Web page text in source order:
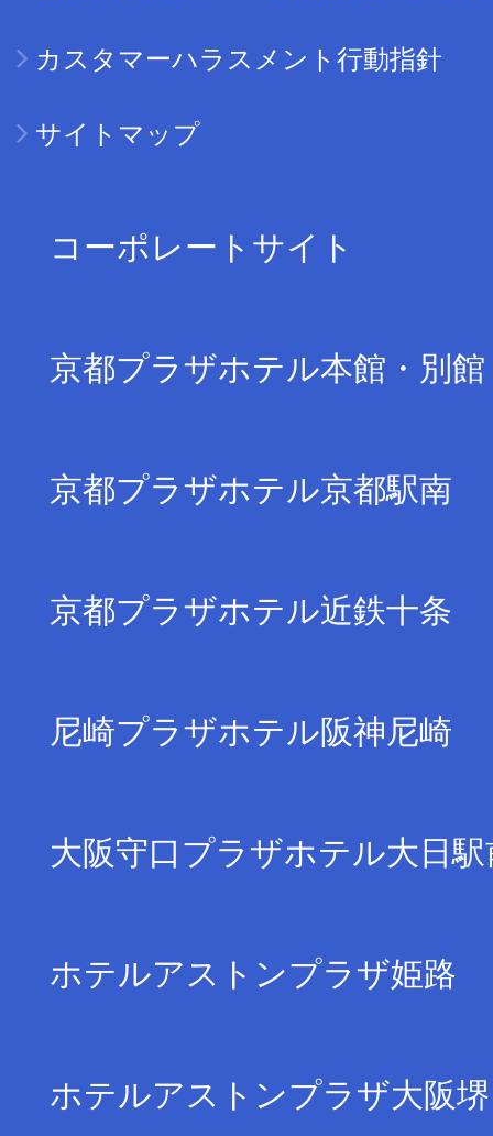
カスタマーハラスメント行動指針
サイトマップ
コーポレートサイト
京都プラザホテル本館・別館
京都プラザホテル京都駅南
京都プラザホテル近鉄十条
尼崎プラザホテル阪神尼崎
大阪守口プラザホテル大日駅
ホテルアストンプラザ姫路
ホテルアストンプラザ大阪堺